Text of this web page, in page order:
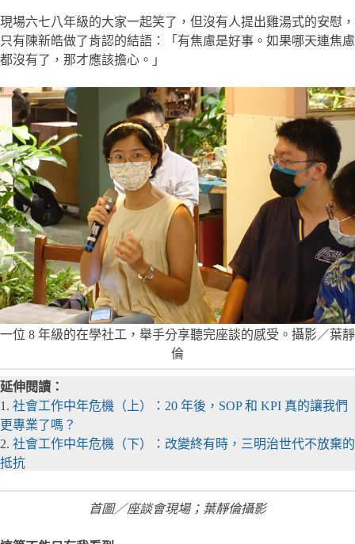
現場六七八年級的大家一起笑了，但沒有人提出雞湯式的安慰，
只有陳新皓做了肯認的結語：「有焦慮是好事。如果哪天連焦慮
都沒有了，那才應該擔心。」
一位 8 年級的在學社工，舉手分享聽完座談的感受。攝影／葉靜
倫
延伸閱讀：
1. 社會工作中年危機（上）：20 年後，SOP 和 KPI 真的讓我們
更專業了嗎？
2. 社會工作中年危機（下）：改變終有時，三明治世代不放棄的
抵抗
首圖／座談會現場； 葉靜倫攝影